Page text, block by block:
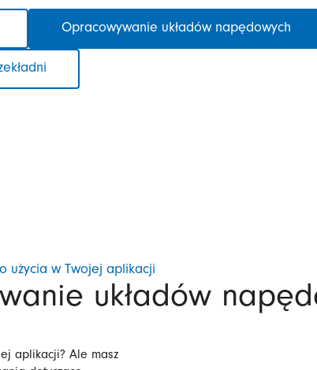
Opracowywanie układów napędowych
użycia w Twojej aplikacji
układów
aplikacji? Ale masz